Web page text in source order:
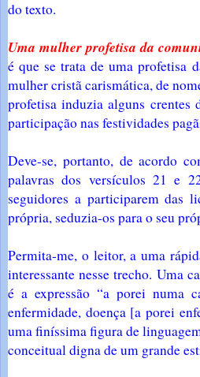
do texto.
Uma mulher profetisa da
é que se trata de uma profetisa
mulher cristã carismática, de
profetisa induzia alguns
participação nas festividades
Deve-se, portanto, de acordo
palavras dos versículos 21 e
seguidores a participarem das
própria, seduzia-os para o seu
Permita-me, o leitor, a uma
interessante nesse trecho. Uma
é a expressão “a porei numa
enfermidade, doença [a porei
uma finíssima figura de
conceitual digna de um grande